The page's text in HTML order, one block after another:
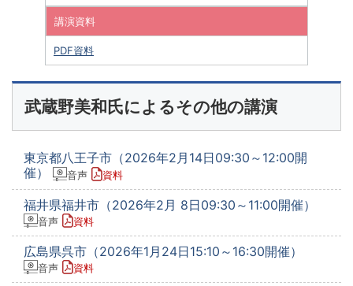
講演資料
PDF資料
武蔵野美和氏によるその他の講演
東京都八王子市（2026年2月14日09:30～12:00開
催）
音声 資料
福井県福井市（2026年2月 8日09:30～11:00開催）
音声 資料
広島県呉市（2026年1月24日15:10～16:30開催）
音声 資料